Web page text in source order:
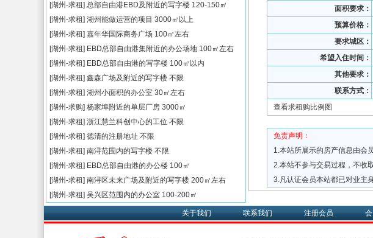
面积要求：
预算价格：
要求城区：
希望入住时间：
其他要求：
联系方式：
查看求租购比例图
免责声明：
1.本站所展示的房产信息由会
2.本站不参与交易过程，不收
3.凡认证会员本站都已对业主
[湖州-求租] 总部自由港EBD及附近的写字楼 120-150㎡
[湖州-求租] 湖州能做运营的项目 3000㎡以上
[湖州-求租] 嘉年华国际商务广场 100㎡左右
[湖州-求租] EBD总部自由港集附近的办公场地 100㎡左右
[湖州-求租] EBD总部自由港的写字楼 100㎡以内
[湖州-求租] 鑫森广场及附近的写字楼 不限
[湖州-求租] 湖州小面积的办公室 30㎡左右
[湖州-求购] 杨家埠附近的单层厂房 3000㎡
[湖州-求租] 浙江慧兰科创中心的工位 不限
[湖州-求租] 德清的注册地址 不限
[湖州-求租] 南浔范围内的写字楼 不限
[湖州-求租] EBD总部自由港的办公楼 100㎡
[湖州-求租] 南浔区未来广场及附近的写字楼 200㎡左右
[湖州-求租] 吴兴区范围内的办公室 100-200㎡
关于我们 联系我们 注册会员